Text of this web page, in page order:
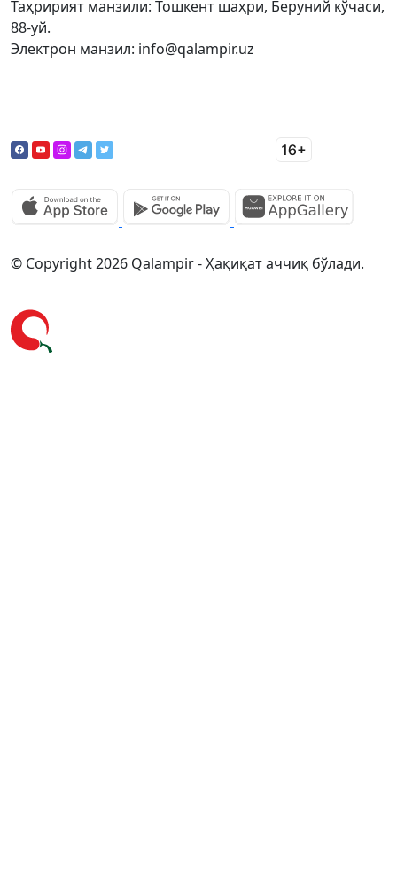
Таҳририят манзили: Тошкент шаҳри, Беруний кўчаси,
88-уй.
Электрон манзил: info@qalampir.uz
© Copyright 2026 Qalampir - Ҳақиқат аччиқ бўлади.